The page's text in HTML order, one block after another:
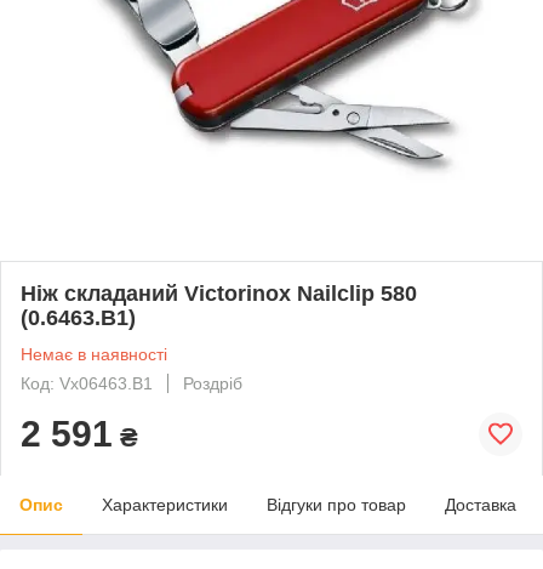
Ніж складаний Victorinox Nailclip 580
(0.6463.B1)
Немає в наявності
Код: Vx06463.B1
Роздріб
2 591 ₴
Опис Характеристики Відгуки про товар Доставка